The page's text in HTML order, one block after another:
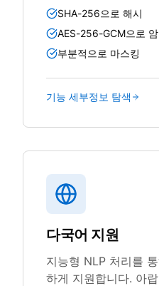
SHA-256으로 해시
AES-256-GCM으로
부분적으로 마스킹
기능 세부정보 탐색
다국어 지원
지능형 NLP 처리를
하게 지원합니다. 아